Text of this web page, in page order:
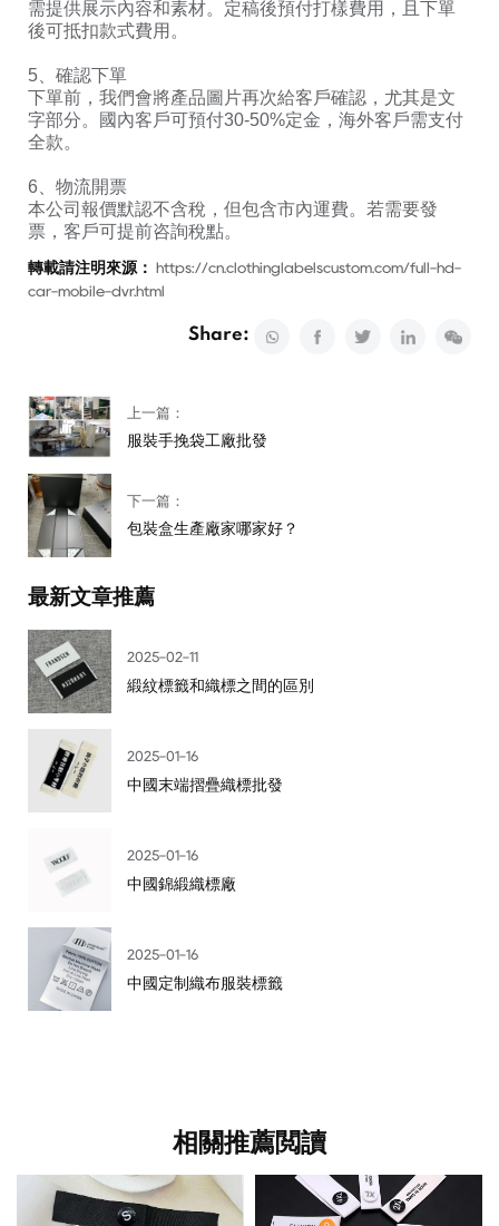
需提供展示內容和素材。定稿後預付打樣費用，且下單
後可抵扣款式費用。
5、確認下單
下單前，我們會將產品圖片再次給客戶確認，尤其是文
字部分。國內客戶可預付30-50%定金，海外客戶需支付
全款。
6、物流開票
本公司報價默認不含稅，但包含市內運費。若需要發
票，客戶可提前咨詢稅點。
轉載請注明來源： https://cn.clothinglabelscustom.com/full-hd-
car-mobile-dvr.html
Share:
上一篇：
服裝手挽袋工廠批發
下一篇：
包裝盒生產廠家哪家好？
最新文章推薦
2025-02-11
緞紋標籤和織標之間的區別
2025-01-16
中國末端摺疊織標批發
2025-01-16
中國錦緞織標廠
2025-01-16
中國定制織布服裝標籤
相關推薦閲讀